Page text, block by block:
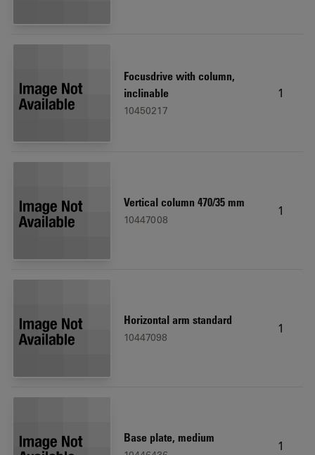
Focusdrive with column,
inclinable
10450217
1
Vertical column 470/35 mm
10447008
1
Horizontal arm standard
10447098
1
Base plate, medium
1